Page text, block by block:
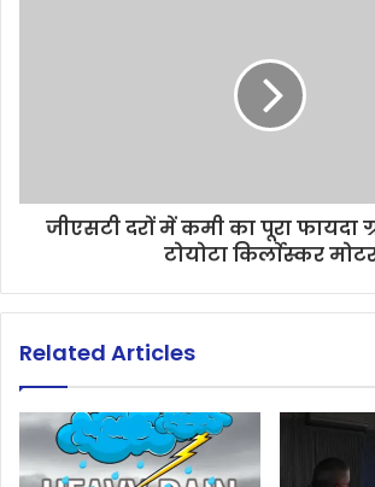
जीएसटी दरों में कमी का पूरा फायदा
टोयोटा किर्लाेस्कर
Related Articles